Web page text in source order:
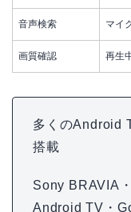
音声検索 マイ
画質確認 再生
多くのAndroid
搭載
Sony BRAVIA
Android TV・